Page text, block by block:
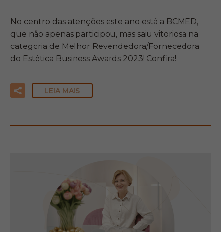
No centro das atenções este ano está a BCMED,
que não apenas participou, mas saiu vitoriosa na
categoria de Melhor Revendedora/Fornecedora
do Estética Business Awards 2023! Confira!
LEIA MAIS